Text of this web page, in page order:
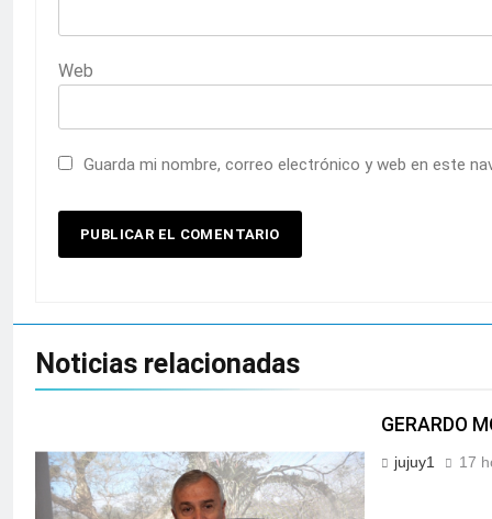
Web
Guarda mi nombre, correo electrónico y web en este
Noticias relacionadas
GERARDO
jujuy1 17